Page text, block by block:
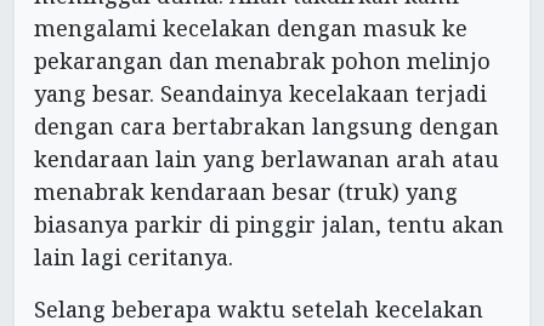
mengalami kecelakan dengan masuk ke
pekarangan dan menabrak pohon melinjo
yang besar. Seandainya kecelakaan terjadi
dengan cara bertabrakan langsung dengan
kendaraan lain yang berlawanan arah atau
menabrak kendaraan besar (truk) yang
biasanya parkir di pinggir jalan, tentu akan
lain lagi ceritanya.
Selang beberapa waktu setelah kecelakan